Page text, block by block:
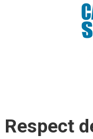
Respect